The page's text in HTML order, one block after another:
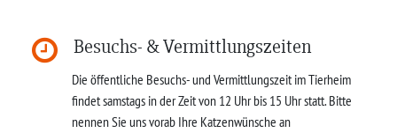
Besuchs- & Vermittlungszeiten
Die öffentliche Besuchs- und Vermittlungszeit im Tierheim
findet samstags in der Zeit von 12 Uhr bis 15 Uhr statt. Bitte
nennen Sie uns vorab Ihre Katzenwünsche an